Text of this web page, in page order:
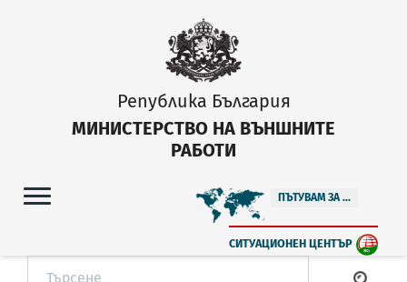
Република България
МИНИСТЕРСТВО НА ВЪНШНИТЕ
РАБОТИ
ПЪТУВАМ ЗА ...
СИТУАЦИОНЕН ЦЕНТЪР